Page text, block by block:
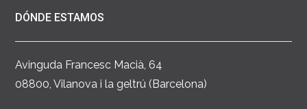
DÓNDE ESTAMOS
Avinguda Francesc Macià, 64
08800, Vilanova i la geltrú (Barcelona)